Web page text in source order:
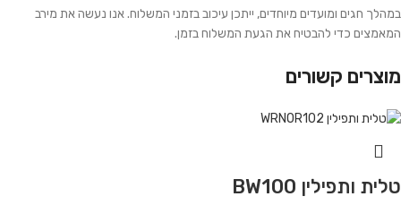
במהלך חגים ומועדים מיוחדים, ייתכן עיכוב בזמני המשלוח. אנו נעשה את מירב
המאמצים כדי להבטיח את הגעת המשלוח בזמן.
מוצרים קשורים
טלית ותפילין BW100